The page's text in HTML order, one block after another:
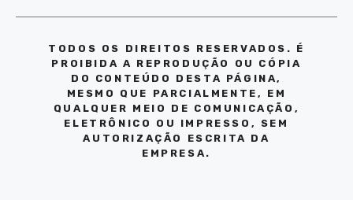
TODOS OS DIREITOS RESERVADOS. É
PROIBIDA A REPRODUÇÃO OU CÓPIA
DO CONTEÚDO DESTA PÁGINA,
MESMO QUE PARCIALMENTE, EM
QUALQUER MEIO DE COMUNICAÇÃO,
ELETRÔNICO OU IMPRESSO, SEM
AUTORIZAÇÃO ESCRITA DA
EMPRESA.